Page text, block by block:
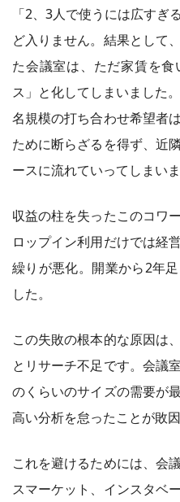
「2、3人で使うには広すぎ
ど入りません。結果として
た会議室は、ただ家賃を
ス」と化してしまいました
名規模の打ち合わせ希望者
ために断らざるを得ず、近
ースに流れていってしまいま
収益の柱を失ったこのコワ
ロップイン利用だけでは経
繰りが悪化。開業から2年
した。
この失敗の根本的な原因は
とリサーチ不足です。会議
のくらいのサイズの需要が
高い分析を怠ったことが敗因
これを避けるためには、会
スマーケット、インスタベ